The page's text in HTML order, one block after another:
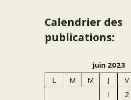
Calendrier des
publications:
juin 2023
L
M M J V
1
2